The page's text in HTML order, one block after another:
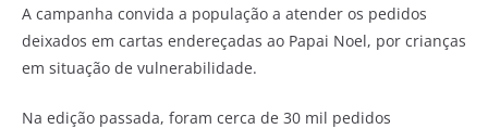
A campanha convida a população a atender os pedidos
deixados em cartas endereçadas ao Papai Noel, por crianças
em situação de vulnerabilidade.
Na edição passada, foram cerca de 30 mil pedidos